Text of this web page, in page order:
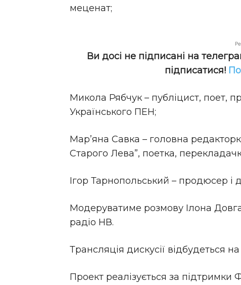
меценат;
Ви досі не підписані на
підписатися!
Микола Рябчук – публіцист, поет,
Українського ПЕН;
Мар’яна Савка – головна
Старого Лева”, поетка,
Ігор Тарнопольський – продюсер і
Модеруватиме розмову Ілона
радіо НВ.
Трансляція дискусії відбудеться
Проект реалізується за підтримки